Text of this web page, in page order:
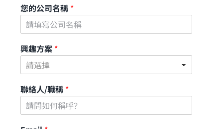
您的公司名稱 *
興趣方案 *
請選擇
聯絡人/職稱 *